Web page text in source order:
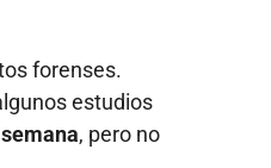
forenses.
estudios
, pero no